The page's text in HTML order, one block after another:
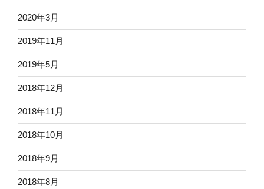
2020年3月
2019年11月
2019年5月
2018年12月
2018年11月
2018年10月
2018年9月
2018年8月